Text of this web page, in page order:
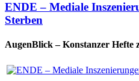
ENDE – Mediale
Sterben
AugenBlick – Konstanzer Hefte